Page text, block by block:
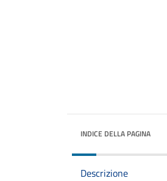
INDICE DELLA PAGINA
Descrizione